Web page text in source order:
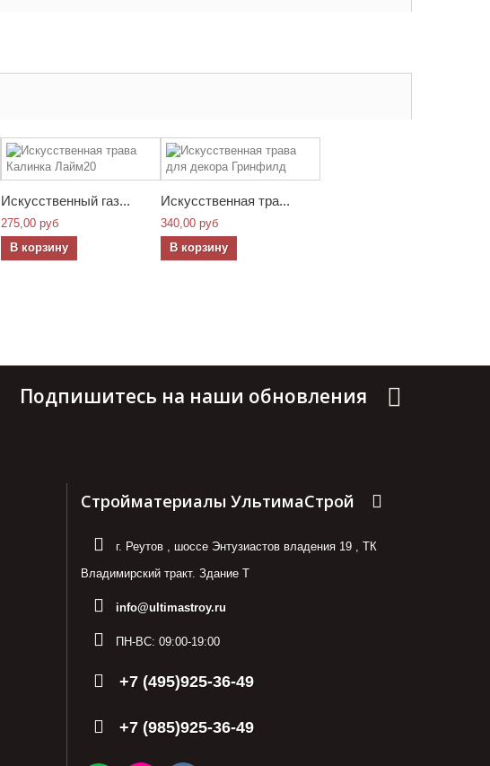
Искусственный газ...
275,00 руб
В корзину
Искусственная тра...
340,00 руб
В корзину
Подпишитесь на наши обновления
Стройматериалы УльтимаСтрой
г. Реутов, шоссе Энтузиастов владения 19, ТК
Владимирский тракт. Здание Т
info@ultimastroy.ru
ПН-ВС: 09:00-19:00
+7 (495)925-36-49
+7 (985)925-36-49